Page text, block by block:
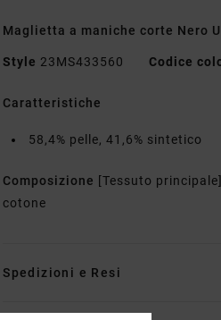
Maglietta a maniche corte Nero
Style 23MS433560 Codice
Caratteristiche
58,4% pelle, 41,6% sintetico
Composizione [Tessuto
cotone
Spedizioni e Resi